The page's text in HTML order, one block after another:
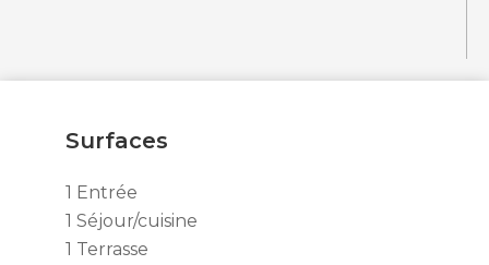
Surfaces
1 Entrée
1 Séjour/cuisine
1 Terrasse